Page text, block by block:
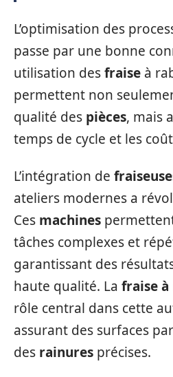
L’optimisation des
passe par une bonne
utilisation desfraise à
permettent non
qualité des pièces, mais
temps de cycle et les
L’intégration de
ateliers modernes a
Ces machines
tâches complexes et
garantissant des
haute qualité. La fraise
rôle central dans cette
assurant des surfaces
des rainures précises.